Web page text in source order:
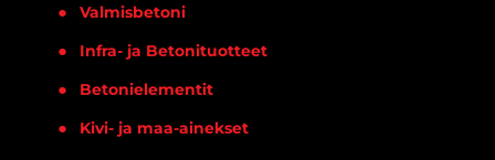
Valmisbetoni
Infra- ja Betonituotteet
Betonielementit
Kivi- ja maa-ainekset